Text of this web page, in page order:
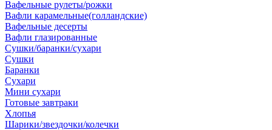
Вафельные рулеты/рожки
Вафли карамельные(голландские)
Вафельные десерты
Вафли глазированные
Сушки/баранки/сухари
Сушки
Баранки
Сухари
Мини сухари
Готовые завтраки
Хлопья
Шарики/звездочки/колечки